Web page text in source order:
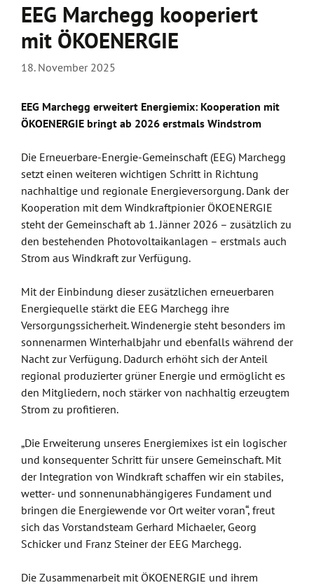
EEG Marchegg kooperiert
mit ÖKOENERGIE
18. November 2025
EEG Marchegg erweitert Energiemix: Kooperation mit
ÖKOENERGIE bringt ab 2026 erstmals Windstrom
Die Erneuerbare-Energie-Gemeinschaft (EEG) Marchegg
setzt einen weiteren wichtigen Schritt in Richtung
nachhaltige und regionale Energieversorgung. Dank der
Kooperation mit dem Windkraftpionier ÖKOENERGIE
steht der Gemeinschaft ab 1. Jänner 2026 – zusätzlich zu
den bestehenden Photovoltaikanlagen – erstmals auch
Strom aus Windkraft zur Verfügung.
Mit der Einbindung dieser zusätzlichen erneuerbaren
Energiequelle stärkt die EEG Marchegg ihre
Versorgungssicherheit. Windenergie steht besonders im
sonnenarmen Winterhalbjahr und ebenfalls während der
Nacht zur Verfügung. Dadurch erhöht sich der Anteil
regional produzierter grüner Energie und ermöglicht es
den Mitgliedern, noch stärker von nachhaltig erzeugtem
Strom zu profitieren.
„Die Erweiterung unseres Energiemixes ist ein logischer
und konsequenter Schritt für unsere Gemeinschaft. Mit
der Integration von Windkraft schaffen wir ein stabiles,
wetter- und sonnenunabhängigeres Fundament und
bringen die Energiewende vor Ort weiter voran“, freut
sich das Vorstandsteam Gerhard Michaeler, Georg
Schicker und Franz Steiner der EEG Marchegg.
Die Zusammenarbeit mit ÖKOENERGIE und ihrem